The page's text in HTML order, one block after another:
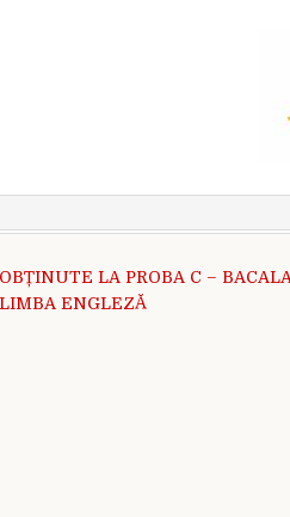
LA PROBA C –
ENGLEZĂ